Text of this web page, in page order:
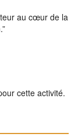
au cœur de la
cette activité.